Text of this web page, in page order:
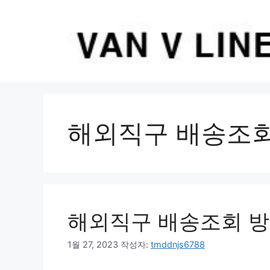
해외직구 배송조
해외직구 배송조회
1월 27, 2023 작성자: tmddnjs6788